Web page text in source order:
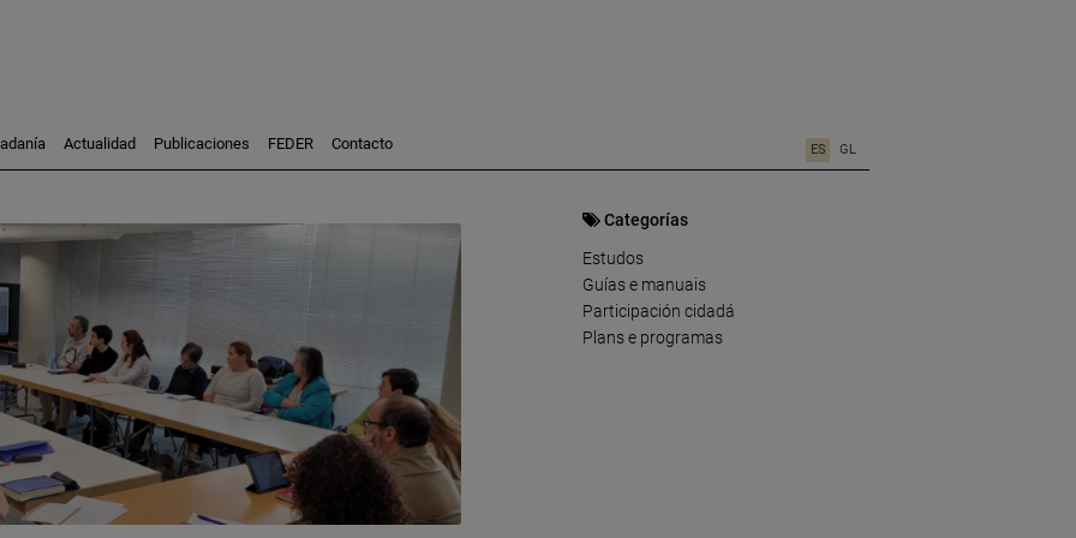
Investigación
Consultoría
Actualidad Publicaciones FEDER Contacto ES GL
Categorías
Estudos
Guías e manuais
Participación cidadá
Plans e programas